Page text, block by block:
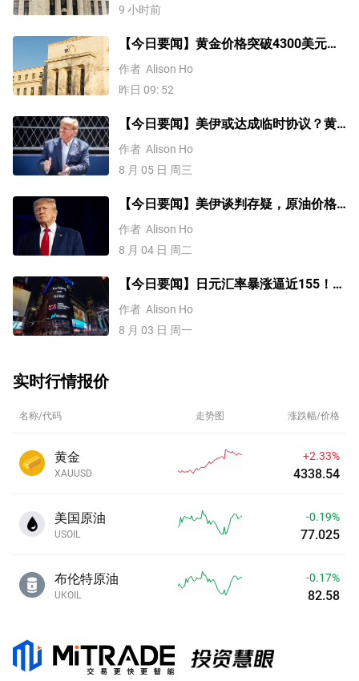
9 小时前
【今日要闻】黄金价格突破4300美元，
比特币逼近6.5万，关注伊朗谈判
作者 Alison Ho
昨日 09: 52
【今日要闻】美伊或达成临时协议？黄
金三连涨，美国ADP就业数据来袭
作者 Alison Ho
8 月 05 日 周三
【今日要闻】美伊谈判存疑，原油价格
上涨，铜价突破1.4万美元
作者 Alison Ho
8 月 04 日 周二
【今日要闻】日元汇率暴涨逼近155！美
伊谈判或重启，原油价格大跌8%
作者 Alison Ho
8 月 03 日 周一
实时行情报价
名称/代码 走势图 涨跌幅/价格
黄金
XAUUSD
+2.33%
4338.54
美国原油
USOIL
-0.18%
77.030
布伦特原油
UKOIL
-0.13%
82.61